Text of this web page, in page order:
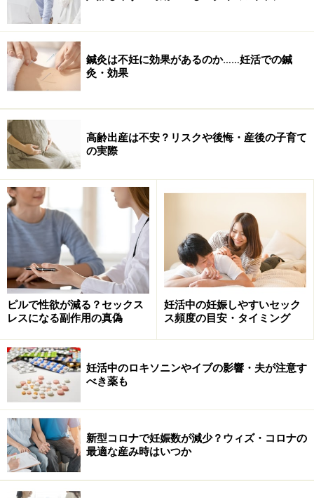
医療保険の仕組みと役割は？
自由診療の場合はすべて患者さんの負担になり、かかっ
た費用はすべて患者さんから医療機関に支払う事になり
ます。
そして不妊治療の場合、保険診療に該当するのは下記の
通りです。
＜保険診療で行なえる治療例＞
タイミング療法
クロミッド療法
ＨＭＧ－ＨＣＧ療法
保険診療の場合、基本的には患者さんの３割負担ですか
ら費用が安く済む事はお判り頂けるかと思います。残り
の７割は自分で毎月支払われている健康保険と国や市町
村の税金から支払われることになります。
アンケート結果でも最も悩む項目の１つとなっています
不妊治療の初期の検査や治療においては保険診療が可能
です。治療で言えば、簡単なカウンセリングや血液検
査、タイミング療法や排卵誘発剤による治療も保険でカ
鍼灸は不妊に効果があるのか……妊活での鍼
灸・効果
高齢出産は不安？リスクや後悔・産後の子育て
の実際
ピルで性欲が減る？セックス
レスになる副作用の真偽
妊活中の妊娠しやすいセック
ス頻度の目安・タイミング
妊活中のロキソニンやイブの影響・夫が注意す
べき薬も
新型コロナで妊娠数が減少？ウィズ・コロナの
最適な産み時はいつか